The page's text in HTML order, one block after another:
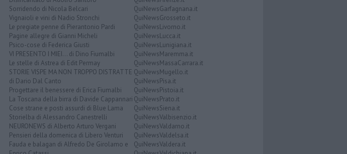
Sorridendo di Nicola Belcari
Vignaioli e vini di Nadio Stronchi
Le pregiate penne di Pierantonio Pardi
Pagine allegre di Gianni Micheli
Psico-cose di Federica Giusti
VI PRESENTO I MIEI... di Dino Fiumalbi
Le stelle di Astrea di Edit Permay
STORIE VISPE MA NON TROPPO DISTRATTE
di Dario Dal Canto
Progettare il benessere di Erica Fiumalbi
La Toscana della birra di Davide Cappannari
Cose strane e posti assurdi di Blue Lama
Storielba di Alessandro Canestrelli
NEURONEWS di Alberto Arturo Vergani
Pensieri della domenica di Libero Venturi
Fauda e balagan di Alfredo De Girolamo e
QuiNewsGarfagnana.it
QuiNewsGrosseto.it
QuiNewsLivorno.it
QuiNewsLucca.it
QuiNewsLunigiana.it
QuiNewsMaremma.it
QuiNewsMassaCarrara.it
QuiNewsMugello.it
QuiNewsPisa.it
QuiNewsPistoia.it
QuiNewsPrato.it
QuiNewsSiena.it
QuiNewsValbisenzio.it
QuiNewsValdarno.it
QuiNewsValdelsa.it
QuiNewsValdera.it